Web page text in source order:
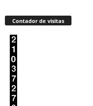
Contador de visitas